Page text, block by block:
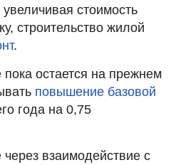
стоимость
строительство жилой
.
пока остается на прежнем
повышение базовой
года на 0,75
взаимодействие с